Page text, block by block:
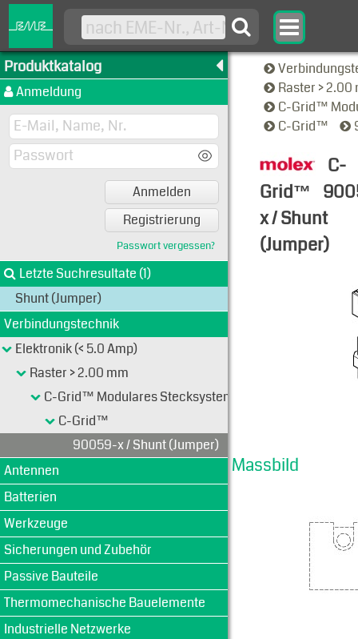
Produktkatalog
Anmeldung
Anmelden
Registrierung
Passwort vergessen?
Letzte Suchresultate (1)
Shunt (Jumper)
Verbindungstechnik
Elektronik (< 5.0 Amp)
Raster > 2.00 mm
C-Grid™ Modulares Stecksystem 2.54 mm (0.100")
C-Grid™
90059-x / Shunt (Jumper)
Antennen
Batterien
Werkzeuge
Sicherungen und Zubehör
Passive Bauteile
Thermomechanische Bauelemente
Industrielle Netzwerke
Raster >
C-Grid™
C-Grid™
C-
Grid™
x / Shunt
(Jumper)
Massbild